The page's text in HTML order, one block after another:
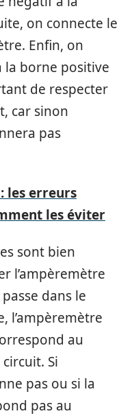
on connecte le
Enfin, on
la borne positive
de respecter
car sinon
pas
les erreurs
les éviter
sont bien
l’ampèremètre
dans le
l’ampèremètre
au
Si
pas ou si la
pas au